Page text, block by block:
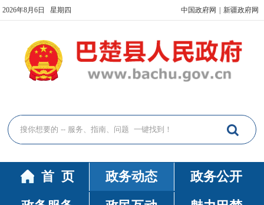
2026年8月6日 星期四 中国政府网 新疆政府网
首 页 政务动态
政务公开